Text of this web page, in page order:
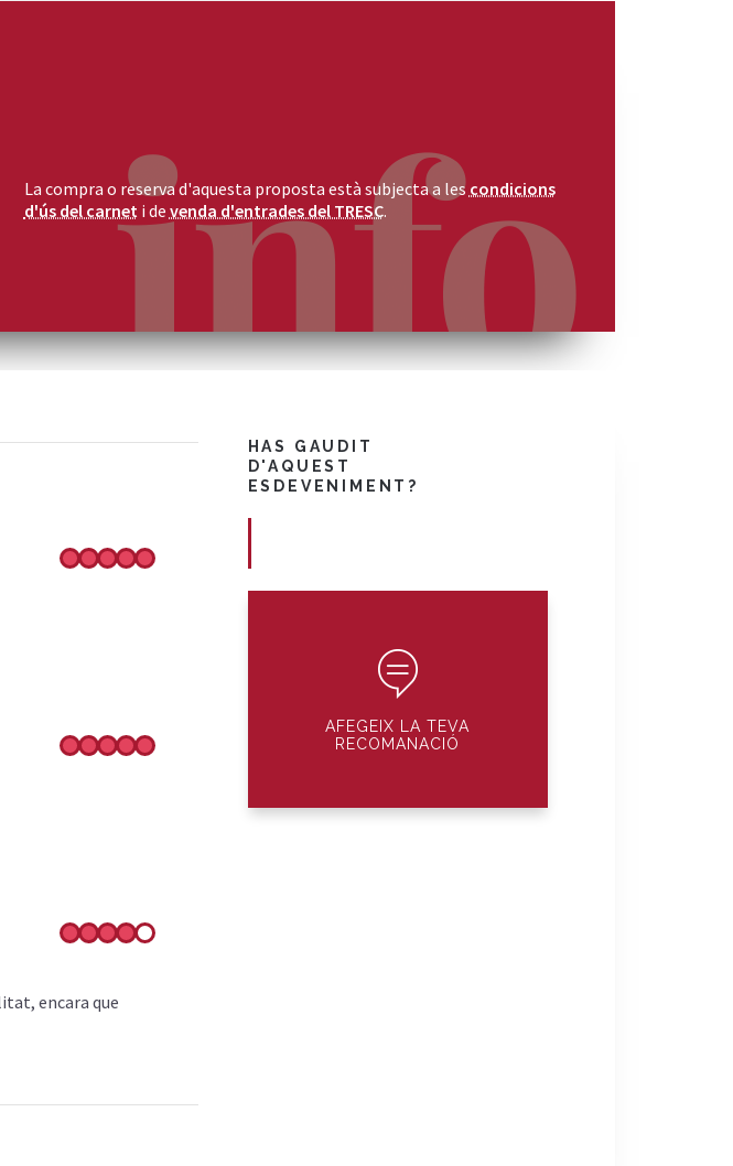
La compra o reserva d'aquesta proposta està subjecta a les condicions
d'ús del carneti de venda d'entrades del TRESC.
encara que
HAS GAUDIT
D'AQUEST
ESDEVENIMENT?
AFEGEIX LA TEVA
RECOMANACIÓ